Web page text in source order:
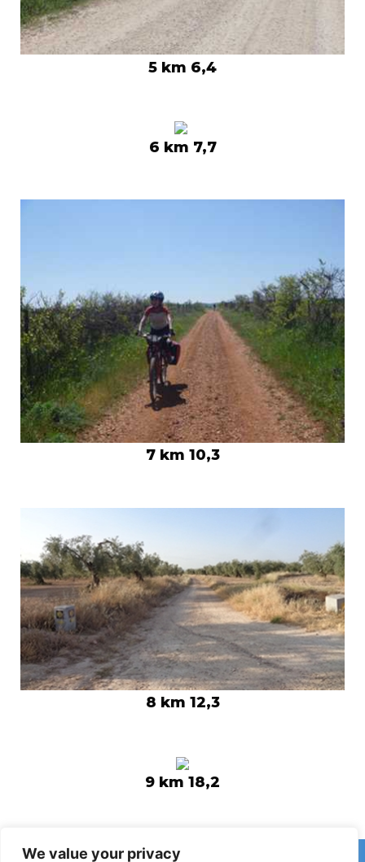
We value your privacy
5 km 6,4
6 km 7,7
7 km 10,3
8 km 12,3
9 km 18,2